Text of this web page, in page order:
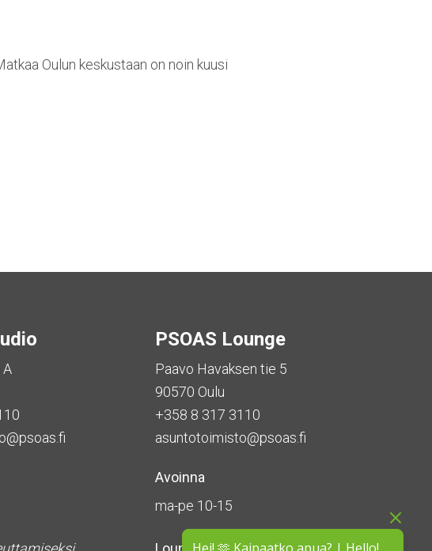
Oulun keskustaan on noin kuusi
A
PSOAS Lounge
Paavo Havaksen tie 5
90570 Oulu
+358 8 317 3110
asuntotoimisto@psoas.fi
Avoinna
ma-pe 10-15